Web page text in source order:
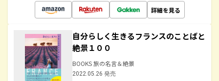
詳細を見る
自分らしく生きるフランスのことばと
絶景１００
BOOKS 旅の名言＆絶景
2022.05.26 発売